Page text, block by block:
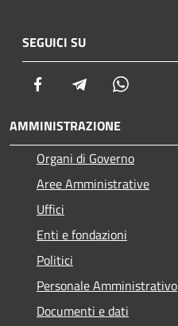
SEGUICI SU
Facebook Telegram
AMMINISTRAZIONE
Organi di Governo
Aree Amministrative
Uffici
Enti e fondazioni
Politici
Personale Amministrativo
Documenti e dati